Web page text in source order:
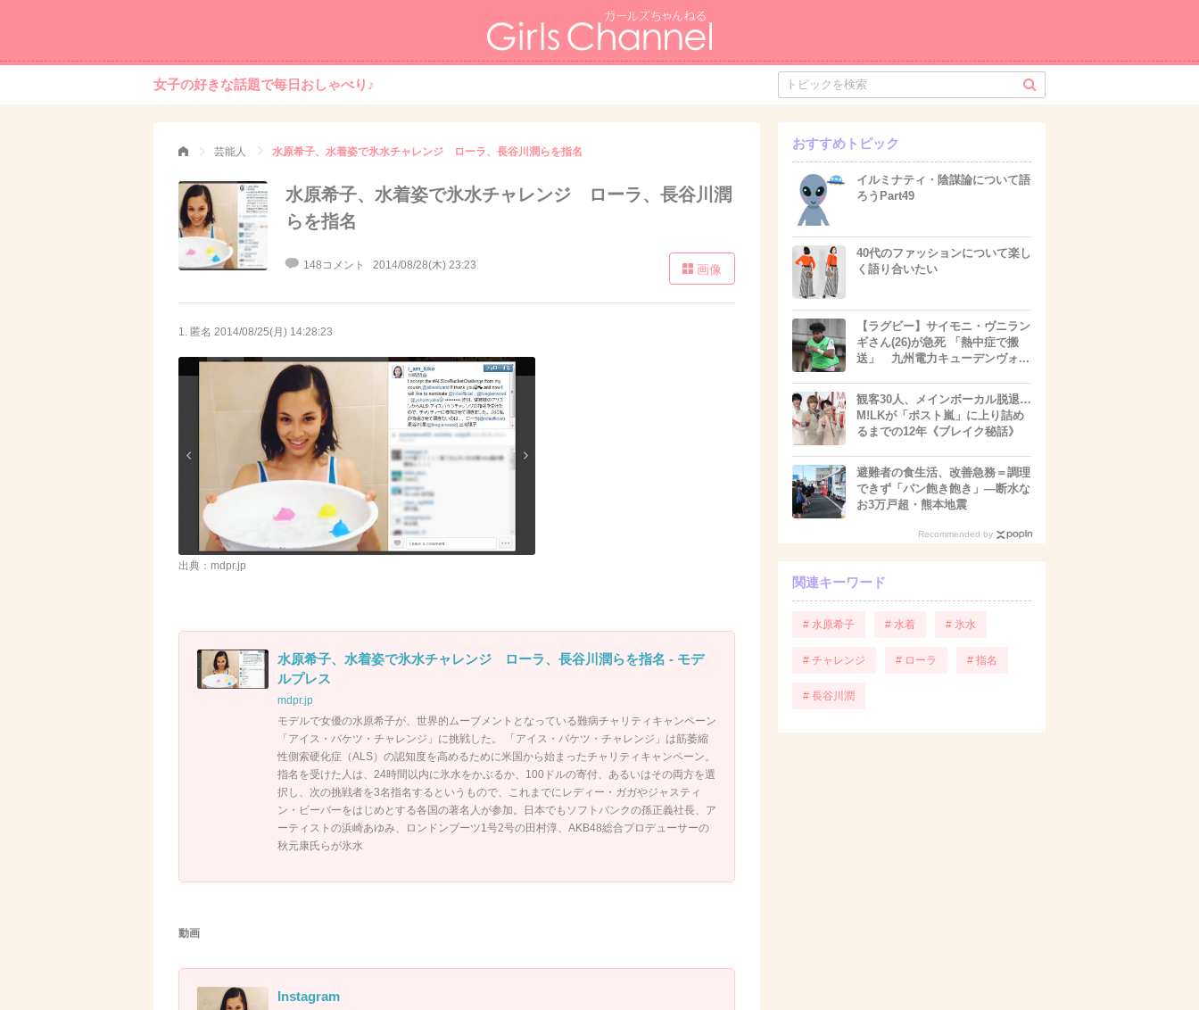
女子の好きな話題で毎日おしゃべり♪
芸能人 水原希子、水着姿で氷水チャレンジ ローラ、長谷川潤らを指名
水原希子、水着姿で氷水チャレンジ ローラ、長谷川潤
らを指名
148コメント 2014/08/28(木) 23:23 画像
1. 匿名 2014/08/25(月) 14:28:23
出典：mdpr.jp
水原希子、水着姿で氷水チャレンジ ローラ、長谷川潤らを指名 - モデ
ルプレス
mdpr.jp
モデルで女優の水原希子が、世界的ムーブメントとなっている難病チャリティキャンペーン
「アイス・バケツ・チャレンジ」に挑戦した。 「アイス・バケツ・チャレンジ」は筋萎縮
性側索硬化症（ALS）の認知度を高めるために米国から始まったチャリティキャンペーン。
指名を受けた人は、24時間以内に氷水をかぶるか、100ドルの寄付、あるいはその両方を選
択し、次の挑戦者を3名指名するというもので、これまでにレディー・ガガやジャスティ
ン・ビーバーをはじめとする各国の著名人が参加。日本でもソフトバンクの孫正義社長、ア
ーティストの浜崎あゆみ、ロンドンブーツ1号2号の田村淳、AKB48総合プロデューサーの
秋元康氏らが氷水
動画
Instagram
おすすめトピック
イルミナティ・陰謀論について語
ろうPart49
40代のファッションについて楽し
く語り合いたい
【ラグビー】サイモニ・ヴニラン
ギさん(26)が急死 「熱中症で搬
送」 九州電力キューデンヴォ...
観客30人、メインボーカル脱退…
M!LKが「ポスト嵐」に上り詰め
るまでの12年《ブレイク秘話》
避難者の食生活、改善急務＝調理
できず「パン飽き飽き」―断水な
お3万戸超・熊本地震
Recommended by
関連キーワード
# 水原希子 # 水着 # 氷水
# チャレンジ # ローラ # 指名
# 長谷川潤